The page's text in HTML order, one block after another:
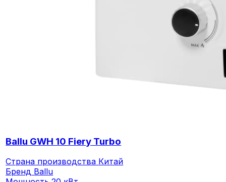
Ballu GWH 10 Fiery Turbo
Страна производства Китай
Бренд Ballu